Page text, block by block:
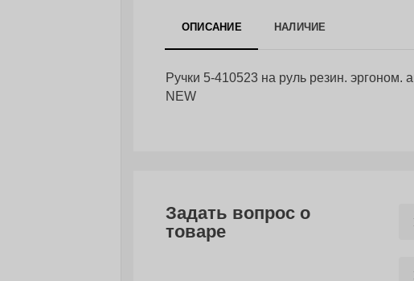
ОПИСАНИЕ НАЛИЧИЕ
Ручки 5-410523 на руль резин.
NEW
Задать вопрос о
товаре